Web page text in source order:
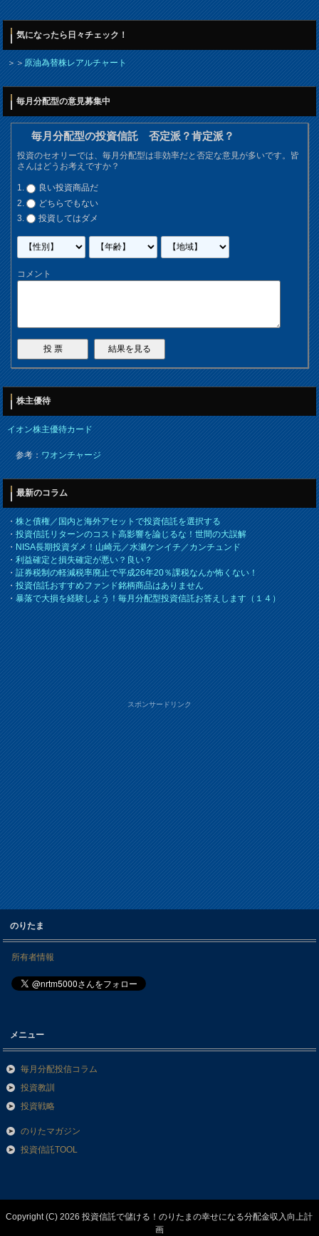
気になったら日々チェック！
＞＞原油為替株レアルチャート
毎月分配型の意見募集中
毎月分配型の投資信託 否定派？肯定派？
投資のセオリーでは、毎月分配型は非効率だと否定な意見が多いです。皆
さんはどうお考えですか？
良い投資商品だ
どちらでもない
投資してはダメ
コメント
株主優待
イオン株主優待カード
参考：ワオンチャージ
最新のコラム
・株と債権／国内と海外アセットで投資信託を選択する
・投資信託リターンのコスト高影響を論じるな！世間の大誤解
・NISA長期投資ダメ！山崎元／水瀬ケンイチ／カンチュンド
・利益確定と損失確定が悪い？良い？
・証券税制の軽減税率廃止で平成26年20％課税なんか怖くない！
・投資信託おすすめファンド銘柄商品はありません
・暴落で大損を経験しよう！毎月分配型投資信託お答えします（１４）
スポンサードリンク
のりたま
所有者情報
メニュー
毎月分配投信コラム
投資教訓
投資戦略
のりたマガジン
投資信託TOOL
Copyright (C) 2026 投資信託で儲ける！のりたまの幸せになる分配金収入向上計
画